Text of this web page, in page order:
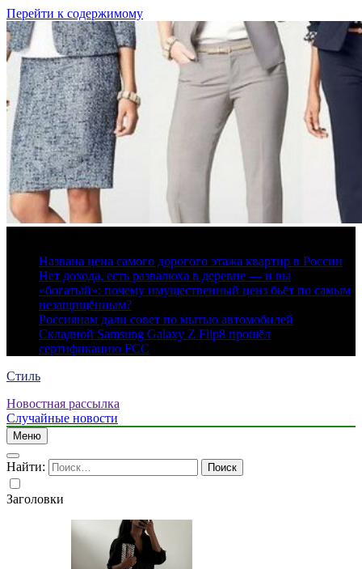
Перейти к содержимому
Названа цена самого дорогого этажа квартир в России
Нет дохода, есть развалюха в деревне — и вы
«богатый»: почему имущественный ценз бьёт по самым
незащищённым?
Россиянам дали совет по мытью автомобилей
Складной Samsung Galaxy Z Flip8 прошёл
сертификацию FCC
Стиль
Новостная рассылка
Случайные новости
Меню
Найти:
Заголовки